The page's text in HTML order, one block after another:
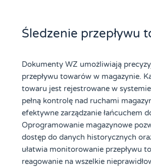
Śledzenie przepływu
Dokumenty WZ umożliwiają
przepływu towarów w magazynie.
towaru jest rejestrowane w
pełną kontrolę nad ruchami
efektywne zarządzanie łańcuchem
Oprogramowanie magazynowe
dostęp do danych historycznych
ułatwia monitorowanie przepływu
reagowanie na wszelkie